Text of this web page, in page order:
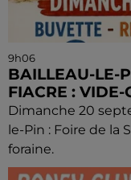
9h06
BAILLEAU-LE-
FIACRE : VIDE-
Dimanche 20
le-Pin : Foire de la
foraine.